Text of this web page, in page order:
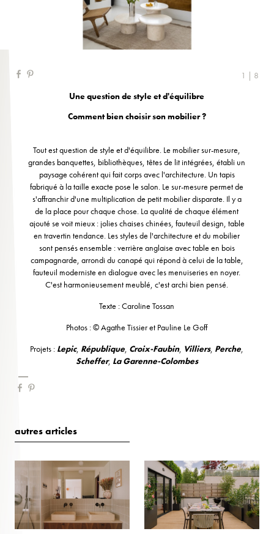
1 | 8
Une question de style et d'équilibre
Comment bien choisir son mobilier ?
Tout est question de style et d'équilibre. Le mobilier sur-mesure,
grandes banquettes, bibliothèques, têtes de lit intégrées, établi un
paysage cohérent qui fait corps avec l'architecture. Un tapis
fabriqué à la taille exacte pose le salon. Le sur-mesure permet de
s'affranchir d'une multiplication de petit mobilier disparate. Il y a
de la place pour chaque chose. La qualité de chaque élément
ajouté se voit mieux : jolies chaises chinées, fauteuil design, table
en travertin tendance. Les styles de l'architecture et du mobilier
sont pensés ensemble : verrière anglaise avec table en bois
campagnarde, arrondi du canapé qui répond à celui de la table,
fauteuil moderniste en dialogue avec les menuiseries en noyer.
C'est harmonieusement meublé, c'est archi bien pensé.
Texte : Caroline Tossan
Photos : © Agathe Tissier et Pauline Le Goff
Projets : Lepic, République, Croix-Faubin, Villiers, Perche,
Scheffer, La Garenne-Colombes
autres articles